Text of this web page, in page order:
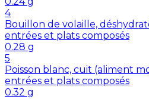
4
Bouillon de volaille,
entrées et plats composés
0.28 g
5
Poisson blanc, cuit (aliment
entrées et plats composés
0.32 g